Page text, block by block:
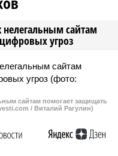
нелегальным сайтам
угроз
сайтам помогает защищать
/ Виталий Рагулин)